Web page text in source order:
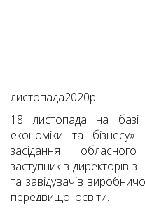
листопада2020р.
18 листопада на
економіки та
засідання
заступників директорів
та завідувачів
передвищої освіти.